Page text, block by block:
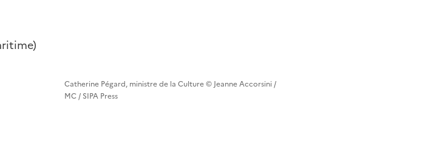
Catherine Pégard, ministre de la Culture © Jeanne Accorsini /
MC / SIPA Press